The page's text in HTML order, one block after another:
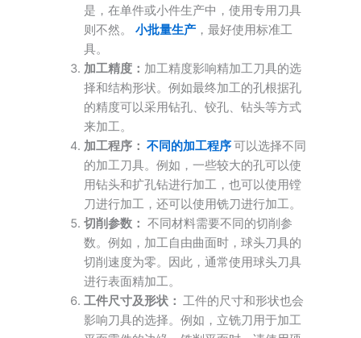
是，在单件或小件生产中，使用专用刀具
则不然。 小批量生产，最好使用标准工
具。
加工精度： 加工精度影响精加工刀具的选
择和结构形状。例如最终加工的孔根据孔
的精度可以采用钻孔、铰孔、钻头等方式
来加工。
加工程序： 不同的加工程序可以选择不同
的加工刀具。例如，一些较大的孔可以使
用钻头和扩孔钻进行加工，也可以使用镗
刀进行加工，还可以使用铣刀进行加工。
切削参数： 不同材料需要不同的切削参
数。例如，加工自由曲面时，球头刀具的
切削速度为零。因此，通常使用球头刀具
进行表面精加工。
工件尺寸及形状： 工件的尺寸和形状也会
影响刀具的选择。例如，立铣刀用于加工